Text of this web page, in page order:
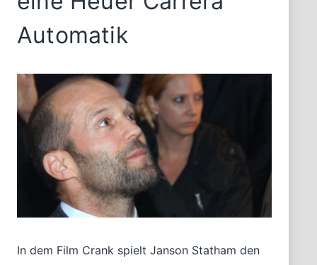
Automatik
In dem Film Crank spielt Janson Statham den